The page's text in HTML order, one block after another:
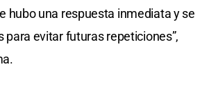
hubo una respuesta inmediata y se
evitar futuras repeticiones”,